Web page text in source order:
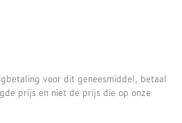
voor dit geneesmiddel, betaal
prijs en niet de prijs die op onze